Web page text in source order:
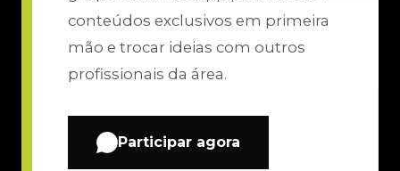
conteúdos exclusivos em primeira
mão e trocar ideias com outros
profissionais da área.
Participar agora